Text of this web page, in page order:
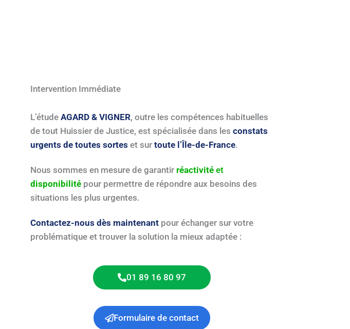
Intervention Immédiate
L’étude AGARD & VIGNER, outre les compétences habituelles
de tout Huissier de Justice, est spécialisée dans les constats
urgents de toutes sortes et sur toute l’Île-de-France.
Nous sommes en mesure de garantir réactivité et
disponibilité pour permettre de répondre aux besoins des
situations les plus urgentes.
Contactez-nous dès maintenant pour échanger sur votre
problématique et trouver la solution la mieux adaptée :
01 89 16 80 97
Formulaire de contact